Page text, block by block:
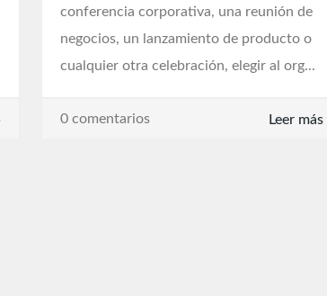
conferencia corporativa, una reunión de
negocios, un lanzamiento de producto o
cualquier otra celebración, elegir al org...
0 comentarios Leer más